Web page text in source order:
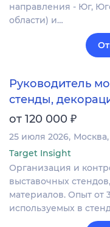
направления - Юг,
области) и…
Руководитель
стенды,
от 120 000 ₽
25 июля 2026 Москва
Target Insight
Организация и
выставочных
материалов. Опыт от
используемых в